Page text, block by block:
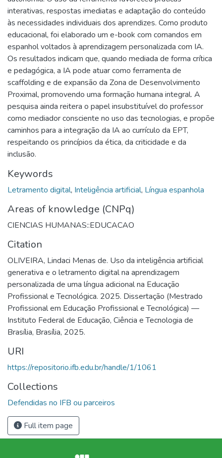
interativas, respostas imediatas e adaptação do conteúdo
às necessidades individuais dos aprendizes. Como produto
educacional, foi elaborado um e-book com comandos em
espanhol voltados à aprendizagem personalizada com IA.
Os resultados indicam que, quando mediada de forma crítica
e pedagógica, a IA pode atuar como ferramenta de
scaffolding e de expansão da Zona de Desenvolvimento
Proximal, promovendo uma formação humana integral. A
pesquisa ainda reitera o papel insubstituível do professor
como mediador consciente no uso das tecnologias, e propõe
caminhos para a integração da IA ao currículo da EPT,
respeitando os princípios da ética, da criticidade e da
inclusão.
Keywords
Letramento digital, Inteligência artificial, Língua espanhola
Areas of knowledge (CNPq)
CIENCIAS HUMANAS::EDUCACAO
Citation
OLIVEIRA, Lindaci Menas de. Uso da inteligência artificial
generativa e o letramento digital na aprendizagem
personalizada de uma língua adicional na Educação
Profissional e Tecnológica. 2025. Dissertação (Mestrado
Profissional em Educação Profissional e Tecnológica) —
Instituto Federal de Educação, Ciência e Tecnologia de
Brasília, Brasília, 2025.
URI
https://repositorio.ifb.edu.br/handle/1/1061
Collections
Defendidas no IFB ou parceiros
Full item page